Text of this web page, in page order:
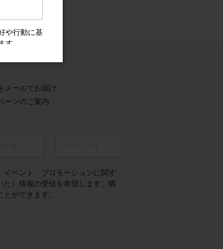
メールでお届け
ーンのご案内
イベント、プロモーションに関す
た）情報の受信を希望します。購
ができます。